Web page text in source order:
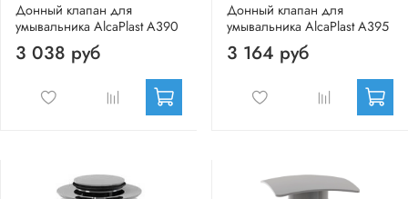
Донный клапан для
умывальника AlcaPlast A390
3 038 руб
Донный клапан для
умывальника AlcaPlast A395
3 164 руб